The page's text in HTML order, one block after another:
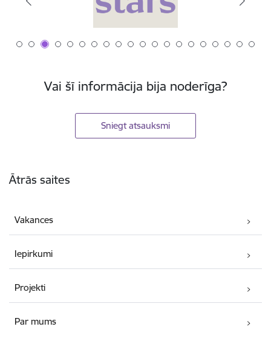
Vai šī informācija bija noderīga?
Sniegt atsauksmi
Ātrās saites
Vakances
Iepirkumi
Projekti
Par mums